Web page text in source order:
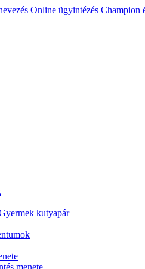
Online ügyintézés Champion
kutyapár
menete